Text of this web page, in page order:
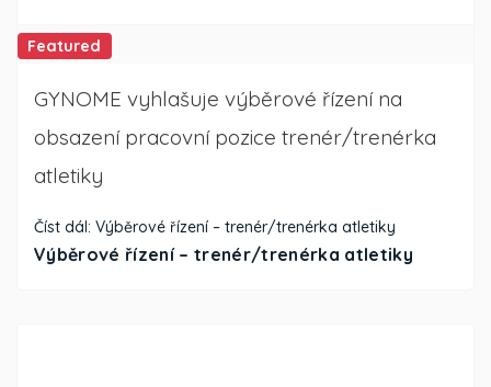
Featured
Výběrové řízení – trenér/trenérka atletiky
GYNOME vyhlašuje výběrové řízení na
obsazení pracovní pozice trenér/trenérka
atletiky
Číst dál: Výběrové řízení – trenér/trenérka atletiky